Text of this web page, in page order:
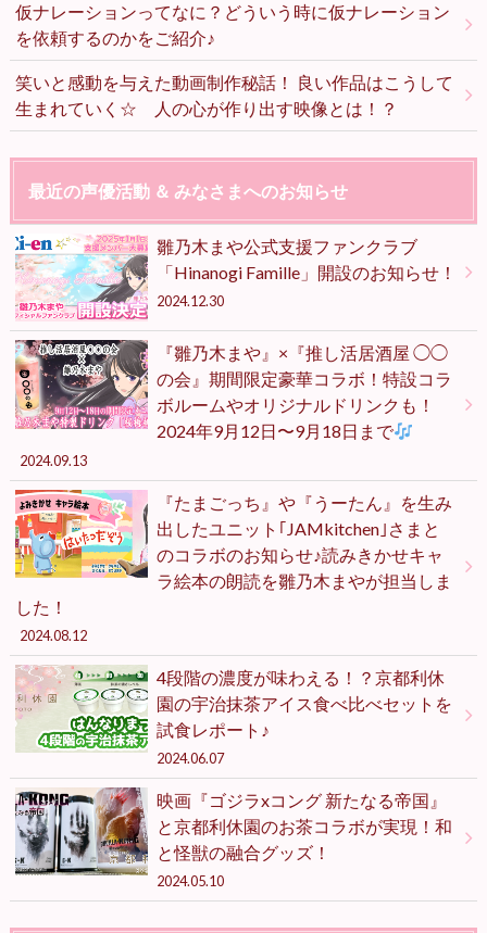
仮ナレーションってなに？どういう時に仮ナレーション
を依頼するのかをご紹介♪
笑いと感動を与えた動画制作秘話！ 良い作品はこうして
生まれていく☆ 人の心が作り出す映像とは！？
最近の声優活動 ＆ みなさまへのお知らせ
雛乃木まや公式支援ファンクラブ
「Hinanogi Famille」開設のお知らせ！
2024.12.30
『雛乃木まや』×『推し活居酒屋 ◯◯
の会』期間限定豪華コラボ！特設コラ
ボルームやオリジナルドリンクも！
2024年9月12日〜9月18日まで
2024.09.13
『たまごっち』や『うーたん』を生み
出したユニット｢JAMkitchen｣さまと
のコラボのお知らせ♪読みきかせキャ
ラ絵本の朗読を雛乃木まやが担当しま
した！
2024.08.12
4段階の濃度が味わえる！？京都利休
園の宇治抹茶アイス食べ比べセットを
試食レポート♪
2024.06.07
映画『ゴジラxコング 新たなる帝国』
と京都利休園のお茶コラボが実現！和
と怪獣の融合グッズ！
2024.05.10